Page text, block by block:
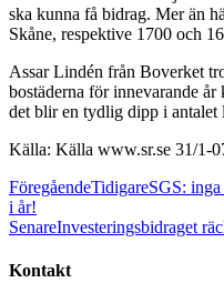
ska kunna få bidrag. Mer än
Skåne, respektive 1700 och
Assar Lindén från Boverket
bostäderna för innevarande
det blir en tydlig dipp i antalet
Källa: Källa www.sr.se 31/1-
FöregåendeTidigareSGS:
i år!
SenareInvesteringsbidraget
Kontakt